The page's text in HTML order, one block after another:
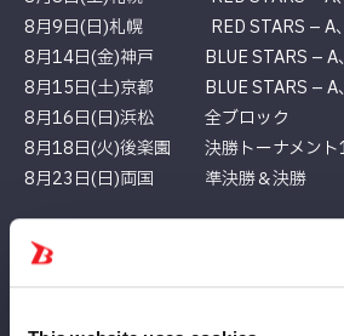
8月9日(日)札幌 RED STARS – A、
8月14日(金)神戸 BLUE STARS – A
8月15日(土)京都 BLUE STARS – A
8月16日(日)浜松 全ブロック
8月18日(火)後楽園 決勝トーナメント
8月23日(日)両国 準決勝＆決勝
※全ブロック＝RED STARS – A、B /
※RED STARSのみ／BLUE STARSのみ
※全ブロック公式戦が組まれる大会もす